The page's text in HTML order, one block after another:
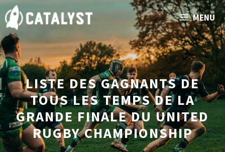
Aller
au
contenu
MENU
LISTE DES GAGNANTS DE
TOUS LES TEMPS DE LA
GRANDE FINALE DU UNITED
RUGBY CHAMPIONSHIP